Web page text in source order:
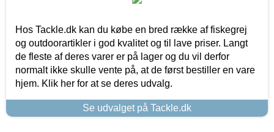
Hos Tackle.dk kan du købe en bred række af fiskegrej
og outdoorartikler i god kvalitet og til lave priser. Langt
de fleste af deres varer er på lager og du vil derfor
normalt ikke skulle vente på, at de først bestiller en vare
hjem. Klik her for at se deres udvalg.
Se udvalget på Tackle.dk